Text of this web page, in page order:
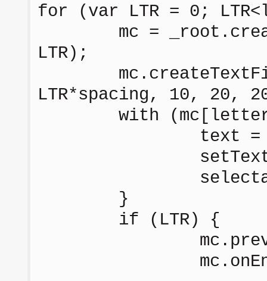
for (var LTR = 0;
mc =
LTR);
LTR*spacing, 10, 20,
with
text =
selectable
}
if (LTR) {
mc.prevClip =